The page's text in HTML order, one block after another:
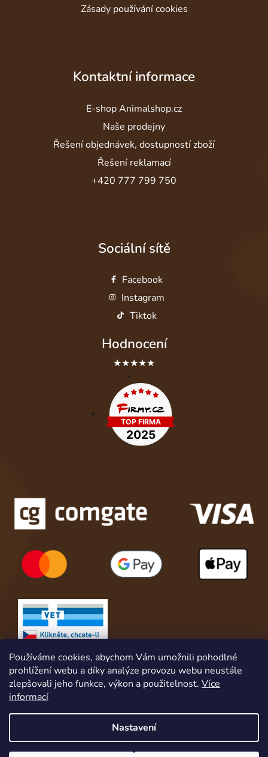
Používáme cookies, abychom Vám umožnili pohodlné
prohlížení webu a díky analýze provozu webu neustále
zlepšovali jeho funkce, výkon a použitelnost. Více
informací
Nastavení
Zásady používání cookies
Kontaktní informace
E-shop Animalshop.cz
Naše prodejny
Řešení objednávek, dostupností zboží
Řešení reklamací
+420 777 799 750
Sociální sítě
Facebook
Instagram
Tiktok
Hodnocení
★★★★★